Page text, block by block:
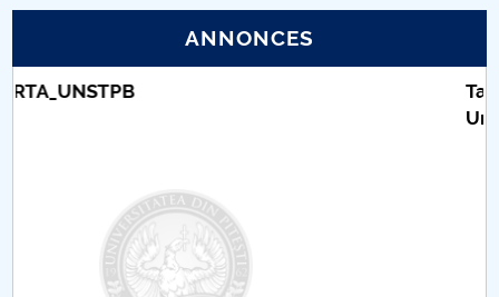
ANNONCES
Taxe de școlarizare indexate – Centrul